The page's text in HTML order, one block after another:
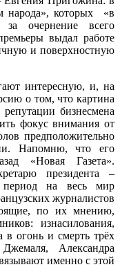
народа», которых «в
за очернение всего
выдал работе
и поверхностную
интересную, и, на
о том, что картина
репутации бизнесмена
фокус внимания от
предположительно
Напомню, что его
«Новая Газета».
президента –
на весь мир
журналистов
по их мнению,
изнасилования,
в огонь и смерть трёх
Александра
именно с этой